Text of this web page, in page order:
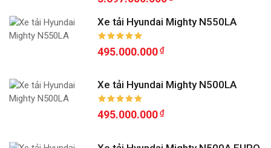
Xe tải Hyundai Mighty N550LA
495.000.000
Xe tải Hyundai Mighty N500LA
495.000.000